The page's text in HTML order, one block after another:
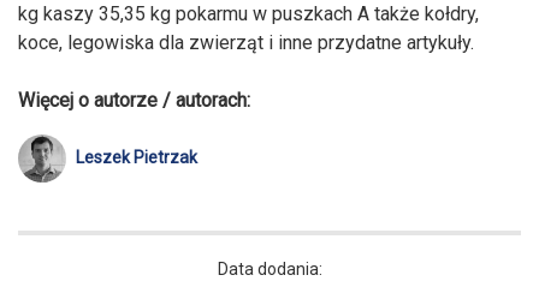
kg kaszy 35,35 kg pokarmu w puszkach A także kołdry,
koce, legowiska dla zwierząt i inne przydatne artykuły.
Więcej o autorze / autorach:
Leszek Pietrzak
Data dodania: